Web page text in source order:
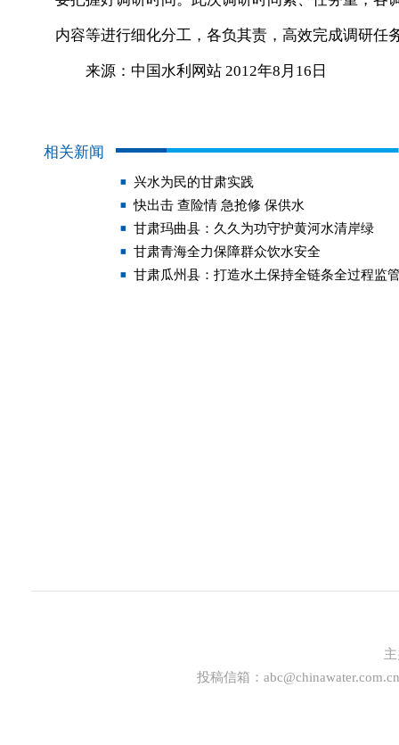
内容等进行细化分工，各负其责，高效完成调研任
来源：中国水利网站 2012年8月16日
相关新闻
兴水为民的甘肃实践
快出击 查险情 急抢修 保供水
甘肃玛曲县：久久为功守护黄河水清岸绿
甘肃青海全力保障群众饮水安全
甘肃瓜州县：打造水土保持全链条全过程监
投稿信箱： abc@chinawater.com.cn